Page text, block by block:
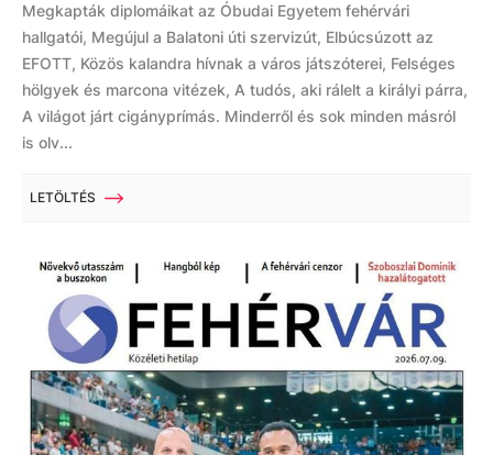
Megkapták diplomáikat az Óbudai Egyetem fehérvári
hallgatói, Megújul a Balatoni úti szervizút, Elbúcsúzott az
EFOTT, Közös kalandra hívnak a város játszóterei, Felséges
hölgyek és marcona vitézek, A tudós, aki rálelt a királyi párra,
A világot járt cigányprímás. Minderről és sok minden másról
is olv...
LETÖLTÉS